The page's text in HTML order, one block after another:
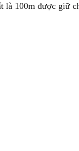
là 100m được giữ